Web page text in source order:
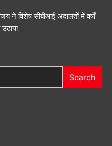
ने विशेष सीबीआई अदालतों में वर्षों
Search